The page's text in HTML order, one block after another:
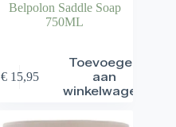
Belpolon Saddle Soap
750ML
€15,95
Toevoegen
aan
winkelwagen